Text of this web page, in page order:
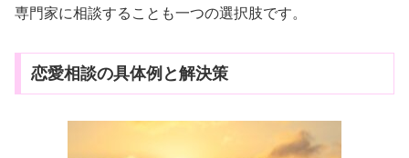
専門家に相談することも一つの選択肢です。
恋愛相談の具体例と解決策